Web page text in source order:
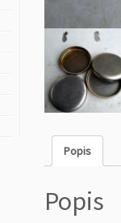
Popis
Popis